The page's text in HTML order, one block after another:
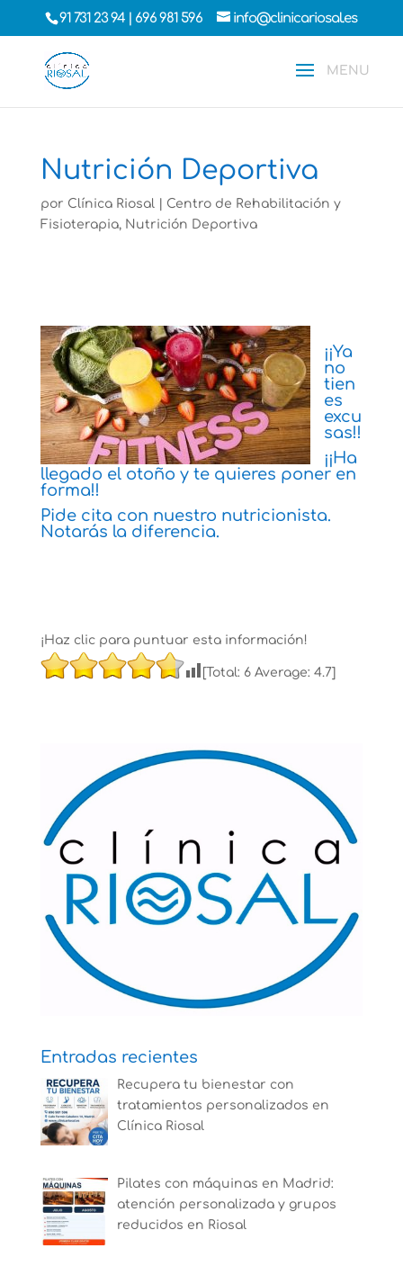
91 731 23 94 696 981 596 info@clinicariosal.es
Nutrición Deportiva
por Clínica Riosal| Centro de Rehabilitación y
Fisioterapia, Nutrición Deportiva
¡¡Ya
no
tien
es
excu
sas!!
¡¡Ha
llegado el otoño y te quieres poner en
forma!!
Pide cita con nuestro nutricionista.
Notarás la diferencia.
¡Haz clic para puntuar esta información!
[Total: 6Average: 4.7]
Entradas recientes
Recupera tu bienestar con
tratamientos personalizados en
Clínica Riosal
Pilates con máquinas en Madrid:
atención personalizada y grupos
reducidos en Riosal